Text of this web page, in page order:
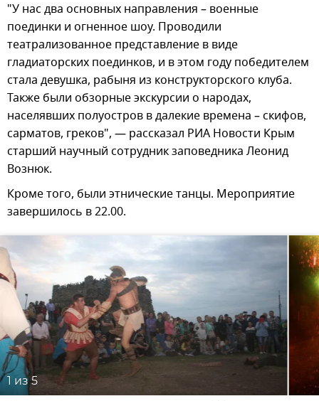
"У нас два основных направления – военные
поединки и огненное шоу. Проводили
театрализованное представление в виде
гладиаторских поединков, и в этом году победителем
стала девушка, рабыня из конструкторского клуба.
Также были обзорные экскурсии о народах,
населявших полуостров в далекие времена – скифов,
сарматов, греков", — рассказал РИА Новости Крым
старший научный сотрудник заповедника Леонид
Вознюк.
Кроме того, были этнические танцы. Мероприятие
завершилось в 22.00.
1 из 5